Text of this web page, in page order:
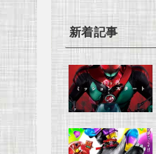
新着記事